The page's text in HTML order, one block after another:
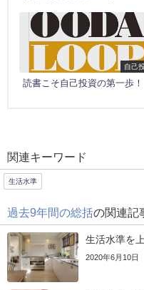
自己
読書こそ自己投資の第一歩！
関連キーワード
生活水準
過去9年間の総括の関連記
生活水準を
2020年6月10日